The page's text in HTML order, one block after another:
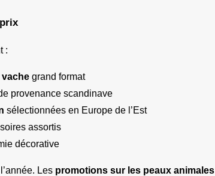
:
vache grand format
provenance scandinave
sélectionnées en Europe de l’Est
assortis
décorative
Les promotions sur les peaux animales